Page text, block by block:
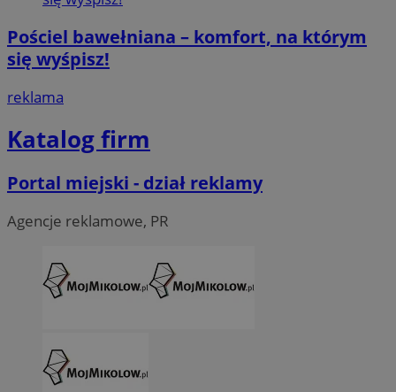
Pościel bawełniana – komfort, na którym
się wyśpisz!
reklama
Katalog firm
Portal miejski - dział reklamy
Agencje reklamowe, PR